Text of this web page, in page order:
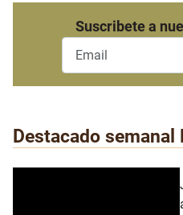
Suscribete a
Destacado semanal